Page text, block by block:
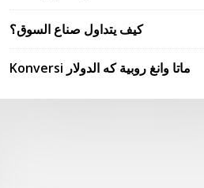
كيف يتداول صناع السوق؟
Konversi ماتا وانغ روبية كه الدولار